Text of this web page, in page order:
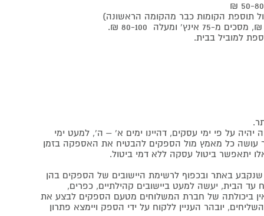
על פי ימי עסקים, דהיינו ימים א' – ה', למעט ימי
עושה כל מאמץ מול הספקים להבטיח את האספקה בזמן
יתאפשר ביטול עסקה ללא דמי ביטול.
באתר ובכפוף לרשימת היישובים של הספקים בהן
עד הבית, יעשה למעט ביישובים קהילתיים, כפרים,
ואין ביכולתה של חברת המשלוחים מטעם הספקים לבצע את
יובהר העניין ללקוח על ידי הספק ויימצא פתרון